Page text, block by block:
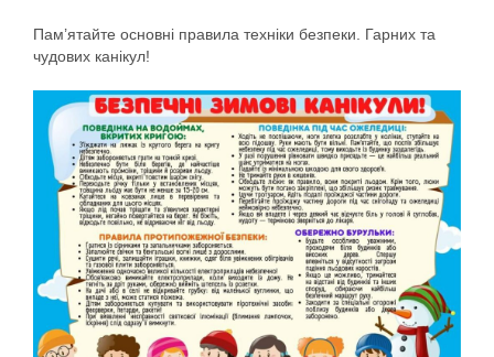
Пам’ятайте основні правила техніки безпеки. Гарних та
чудових канікул!